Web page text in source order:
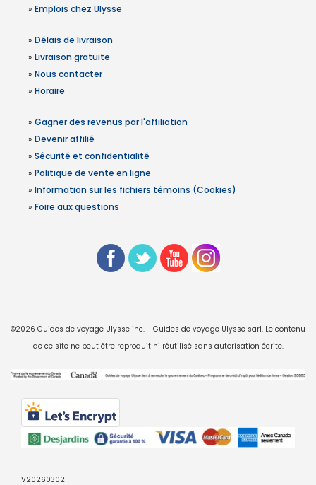
» Emplois chez Ulysse
» Délais de livraison
» Livraison gratuite
» Nous contacter
» Horaire
» Gagner des revenus par l'affiliation
» Devenir affilié
» Sécurité et confidentialité
» Politique de vente en ligne
» Information sur les fichiers témoins (Cookies)
» Foire aux questions
©2026 Guides de voyage Ulysse inc. - Guides de voyage Ulysse sarl. Le contenu
de ce site ne peut être reproduit ni réutilisé sans autorisation écrite.
V20260302